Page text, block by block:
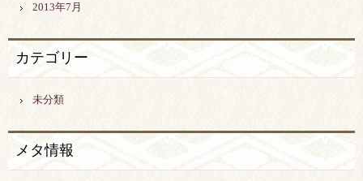
2013年7月
カテゴリー
未分類
メタ情報